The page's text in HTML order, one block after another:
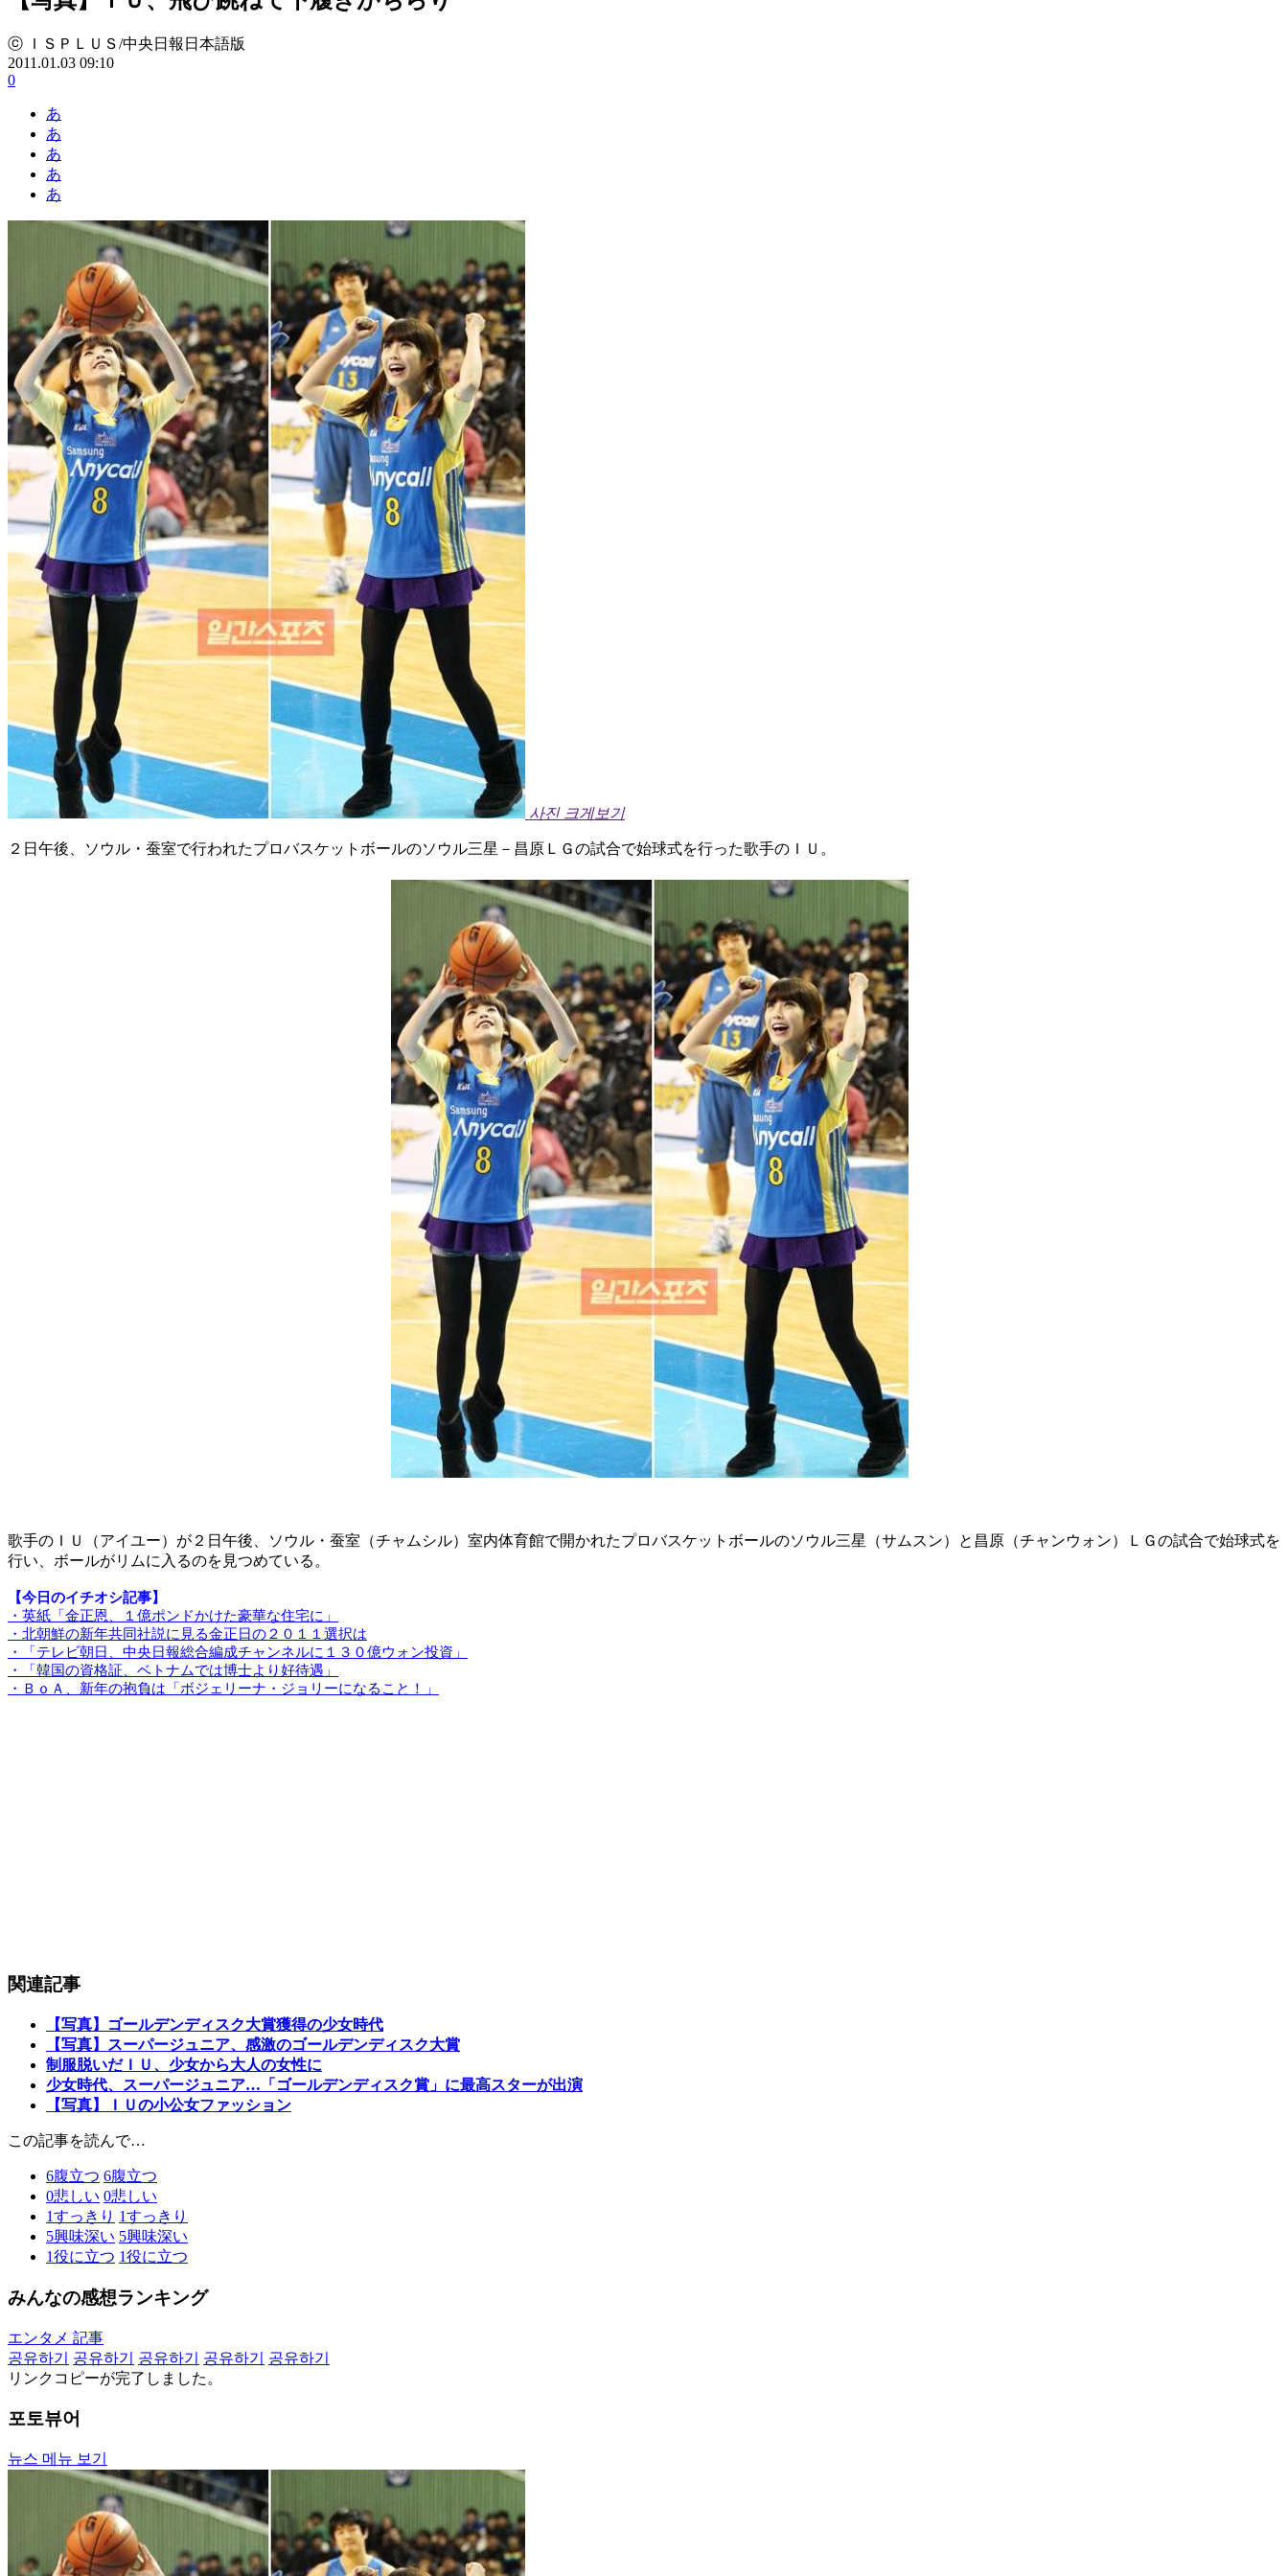
ⓒ ＩＳＰＬＵＳ/中央日報日本語版
2011.01.03 09:10
0
あ
あ
あ
あ
あ
사진 크게보기
２日午後、ソウル・蚕室で行われたプロバスケットボールのソウル三星－昌原ＬＧの試合で始球式を行った歌手のＩＵ。
歌手のＩＵ（アイユー）が２日午後、ソウル・蚕室（チャムシル）室内体育館で開かれたプロバスケットボールのソウル三星（サムスン）と昌原（チャンウォン）ＬＧの試合で始球式を
行い、ボールがリムに入るのを見つめている。
【今日のイチオシ記事】
・英紙「金正恩、１億ポンドかけた豪華な住宅に」
・北朝鮮の新年共同社説に見る金正日の２０１１選択は
・「テレビ朝日、中央日報総合編成チャンネルに１３０億ウォン投資」
・「韓国の資格証、ベトナムでは博士より好待遇」
・ＢｏＡ、新年の抱負は「ボジェリーナ・ジョリーになること！」
関連記事
【写真】ゴールデンディスク大賞獲得の少女時代
【写真】スーパージュニア、感激のゴールデンディスク大賞
制服脱いだＩＵ、少女から大人の女性に
少女時代、スーパージュニア…「ゴールデンディスク賞」に最高スターが出演
【写真】ＩＵの小公女ファッション
この記事を読んで…
6腹立つ 6腹立つ
0悲しい 0悲しい
1すっきり 1すっきり
5興味深い 5興味深い
1役に立つ 1役に立つ
みんなの感想ランキング
エンタメ 記事
공유하기
공유하기 공유하기 공유하기
공유하기
リンクコピーが完了しました。
포토뷰어
뉴스 메뉴 보기